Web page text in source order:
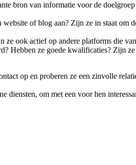
bron van informatie voor de
of blog aan? Zijn ze in staat om
ook actief op andere platforms die
Hebben ze goede kwalificaties? Zijn
op en proberen ze een zinvolle
om met een voor hen